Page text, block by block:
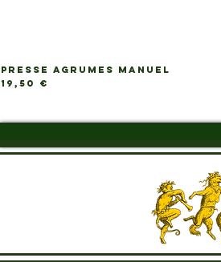
PRESSE AGRUMES MANUEL
Prix
19,50 €